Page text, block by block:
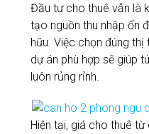
Đầu tư cho thuê vẫn là
tạo nguồn thu nhập ổn
hữu. Việc chọn đúng
dự án phù hợp sẽ giúp
luôn rủng rỉnh.
Hiện tại, giá cho thuê